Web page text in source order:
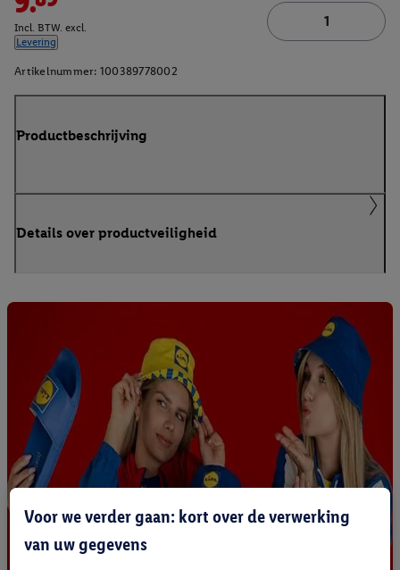
Incl. BTW. excl.
Levering
Artikelnummer: 100389778002
Productbeschrijving
Details over productveiligheid
Voor we verder gaan: kort over de verwerking
van uw gegevens